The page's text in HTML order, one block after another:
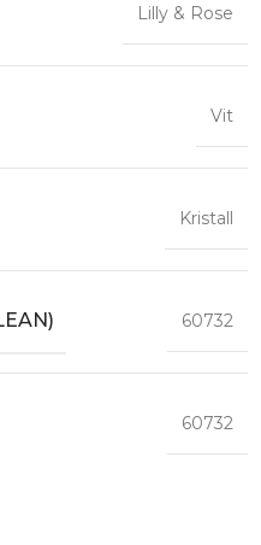
Lilly & Rose
Vit
Kristall
60732
60732